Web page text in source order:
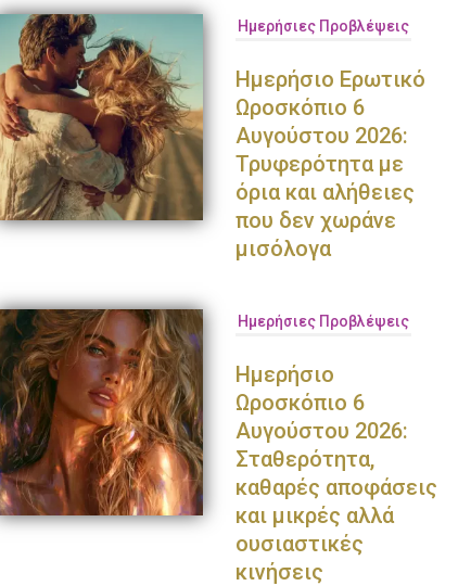
Ημερήσιες Προβλέψεις
Ημερήσιο Ερωτικό
Ωροσκόπιο 6
Αυγούστου 2026:
Τρυφερότητα με
όρια και αλήθειες
που δεν χωράνε
μισόλογα
Ημερήσιες Προβλέψεις
Ημερήσιο
Ωροσκόπιο 6
Αυγούστου 2026:
Σταθερότητα,
καθαρές αποφάσεις
και μικρές αλλά
ουσιαστικές
κινήσεις